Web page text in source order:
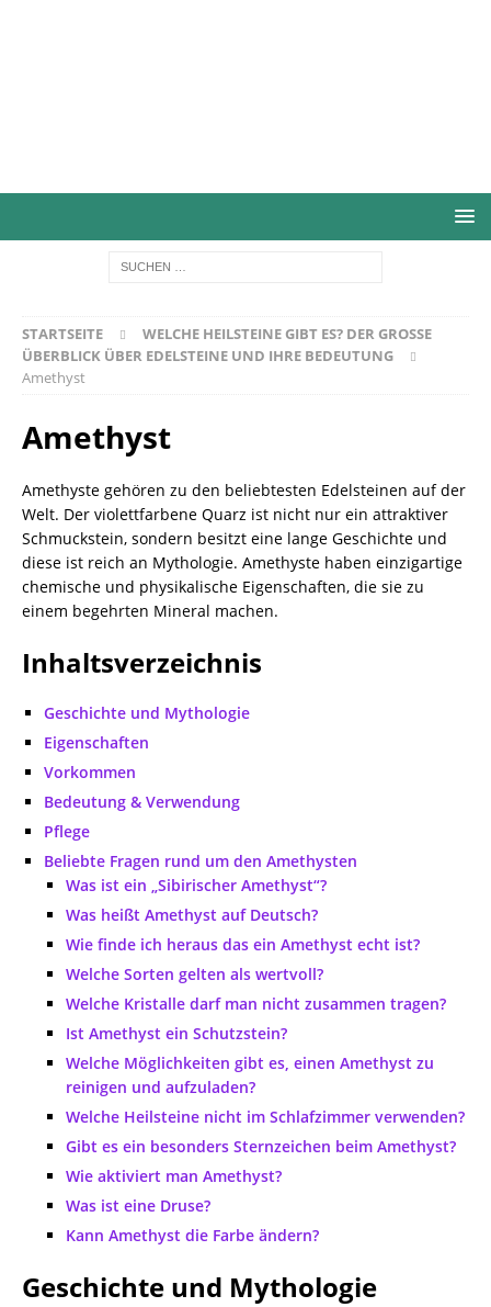
STARTSEITE
WELCHE HEILSTEINE GIBT ES? DER GROSSE Ü
BERBLICK ÜBER EDELSTEINE UND IHRE BEDEUTUNG
Amethyst
Amethyst
Amethyste gehören zu den beliebtesten Edelsteinen auf der
Welt. Der violettfarbene Quarz ist nicht nur ein attraktiver
Schmuckstein, sondern besitzt eine lange Geschichte und
diese ist reich an Mythologie. Amethyste haben einzigartige
chemische und physikalische Eigenschaften, die sie zu
einem begehrten Mineral machen.
Inhaltsverzeichnis
Geschichte und Mythologie
Eigenschaften
Vorkommen
Bedeutung & Verwendung
Pflege
Beliebte Fragen rund um den Amethysten
Was ist ein „Sibirischer Amethyst“?
Was heißt Amethyst auf Deutsch?
Wie finde ich heraus das ein Amethyst echt ist?
Welche Sorten gelten als wertvoll?
Welche Kristalle darf man nicht zusammen tragen?
Ist Amethyst ein Schutzstein?
Welche Möglichkeiten gibt es, einen Amethyst zu
reinigen und aufzuladen?
Welche Heilsteine nicht im Schlafzimmer verwenden?
Gibt es ein besonders Sternzeichen beim Amethyst?
Wie aktiviert man Amethyst?
Was ist eine Druse?
Kann Amethyst die Farbe ändern?
Geschichte und Mythologie